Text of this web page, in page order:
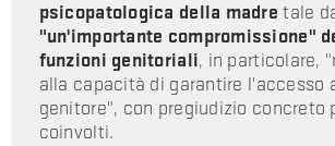
psicopatologica della madre tale
"un'importante compromissione"
funzioni genitoriali, in particolare,
alla capacità di garantire l'accesso
genitore", con pregiudizio concreto
coinvolti.